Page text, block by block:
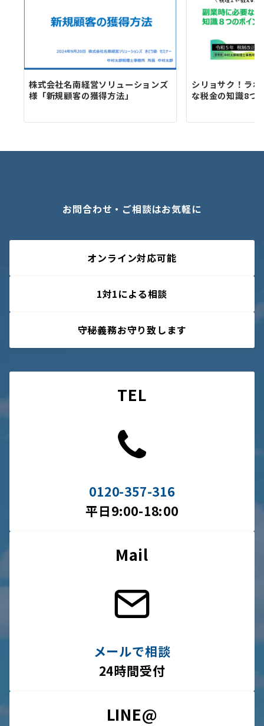
株式会社名南経営ソリューションズ
様「新規顧客の獲得方法」
シリョサク！ラ
な税金の知識8つ
お問合わせ・ご相談はお気軽に
オンライン対応可能
1対1による相談
守秘義務お守り致します
TEL
0120-357-316
平日9:00-18:00
Mail
メールで相談
24時間受付
LINE@